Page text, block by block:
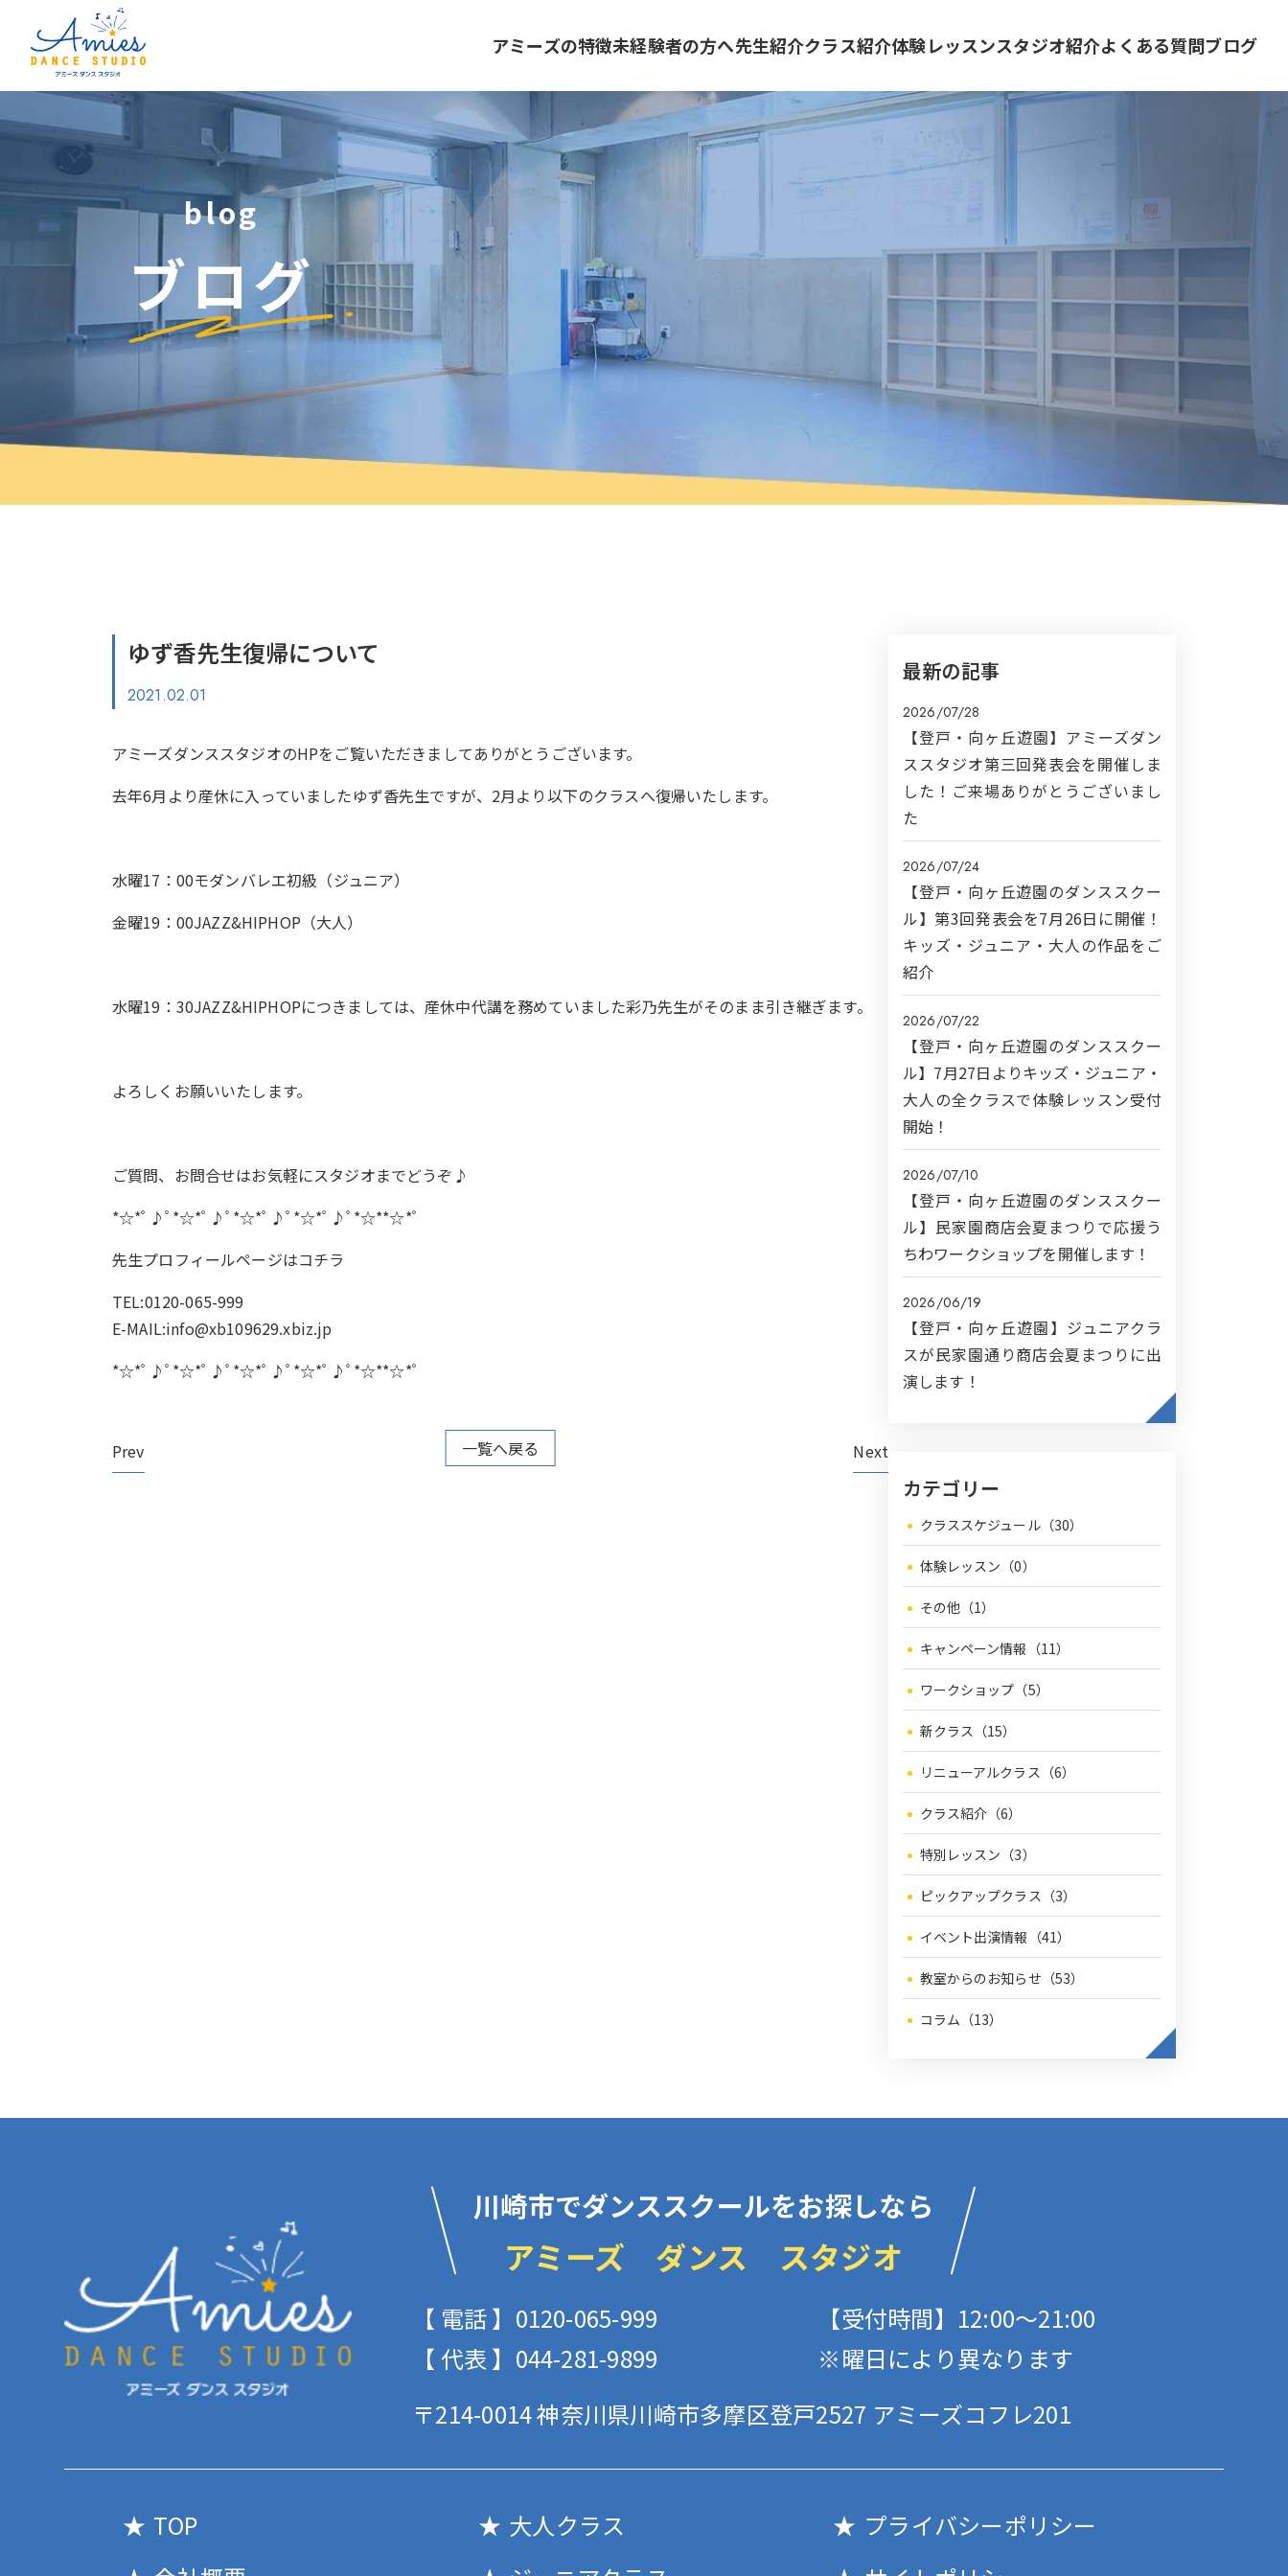
アミーズの特徴未経験者の方へ先生紹介クラス紹介体験レッスンスタジオ紹介よくある質問ブログ
blog
ブログ
ゆず香先生復帰について
2021.02.01
アミーズダンススタジオのHPをご覧いただきましてありがとうございます。
去年6月より産休に入っていましたゆず香先生ですが、2月より以下のクラスへ復帰いたします。
水曜17：00モダンバレエ初級（ジュニア）
金曜19：00JAZZ&HIPHOP（大人）
水曜19：30JAZZ&HIPHOPにつきましては、産休中代講を務めていました彩乃先生がそのまま引き継ぎます。
よろしくお願いいたします。
ご質問、お問合せはお気軽にスタジオまでどうぞ♪
*☆*ﾟ♪ﾟ*☆*ﾟ♪ﾟ*☆*ﾟ♪ﾟ*☆*ﾟ♪ﾟ*☆**☆*ﾟ
先生プロフィールページはコチラ
TEL:0120-065-999
E-MAIL:info@xb109629.xbiz.jp
*☆*ﾟ♪ﾟ*☆*ﾟ♪ﾟ*☆*ﾟ♪ﾟ*☆*ﾟ♪ﾟ*☆**☆*ﾟ
Prev 一覧へ戻る Next
最新の記事
2026/07/28
【登戸・向ヶ丘遊園】アミーズダン
ススタジオ第三回発表会を開催しま
した！ご来場ありがとうございまし
た
2026/07/24
【登戸・向ヶ丘遊園のダンススクー
ル】第3回発表会を7月26日に開催！
キッズ・ジュニア・大人の作品をご
紹介
2026/07/22
【登戸・向ヶ丘遊園のダンススクー
ル】7月27日よりキッズ・ジュニア・
大人の全クラスで体験レッスン受付
開始！
2026/07/10
【登戸・向ヶ丘遊園のダンススクー
ル】民家園商店会夏まつりで応援う
ちわワークショップを開催します！
2026/06/19
【登戸・向ヶ丘遊園】ジュニアクラ
スが民家園通り商店会夏まつりに出
演します！
カテゴリー
クラススケジュール（30）
体験レッスン（0）
その他（1）
キャンペーン情報（11）
ワークショップ（5）
新クラス（15）
リニューアルクラス（6）
クラス紹介（6）
特別レッスン（3）
ピックアップクラス（3）
イベント出演情報（41）
教室からのお知らせ（53）
コラム（13）
川崎市でダンススクールをお探しなら
アミーズ ダンス スタジオ
【 電話 】0120-065-999
【 代表 】044-281-9899
【受付時間】12:00〜21:00
※曜日により異なります
〒214-0014神奈川県川崎市多摩区登戸2527 アミーズコフレ201
TOP
大人クラス
プライバシーポリシー